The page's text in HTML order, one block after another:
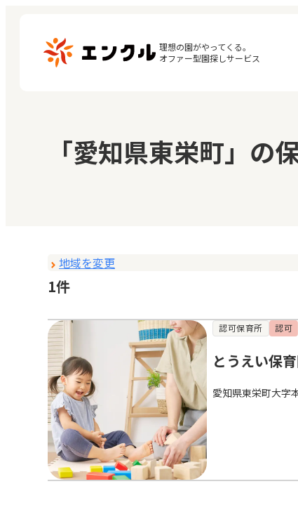
理想の園がやってくる。
オファー型園探しサービス
保育園・幼稚園を探す
地図から探す
「愛知県東栄町」の
地域を変更
1件
認可保育所 認可
とうえい保
愛知県東栄町大字